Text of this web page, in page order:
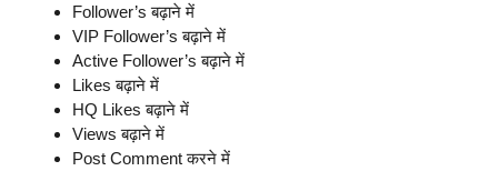
Follower’s बढ़ाने में
VIP Follower’s बढ़ाने में
Active Follower’s बढ़ाने में
Likes बढ़ाने में
HQ Likes बढ़ाने में
Views बढ़ाने में
Post Comment करने में